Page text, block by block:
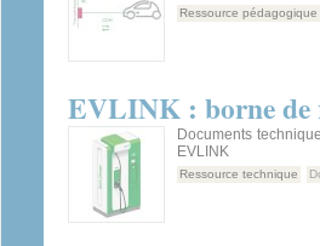
Ressource pédagogique
EVLINK : borne de
Documents
EVLINK
Ressource technique